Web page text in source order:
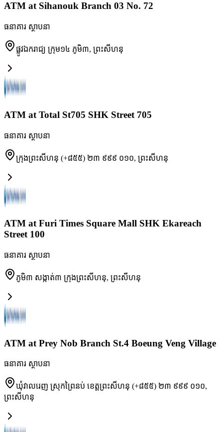
ATM at Sihanouk Branch 03 No. 72
ធនាគារ ស្ថាបនា
ផ្លូវឯករាជ្យ ក្រុម១៤ ភូមិ៣, ព្រះសីហនុ
ATM at Total St705 SHK Street 705
ធនាគារ ស្ថាបនា
ក្រុងព្រះសីហនុ (+៨៥៥) ២៣ ៩៩៩ ០១០, ព្រះសីហនុ
ATM at Furi Times Square Mall SHK Ekareach
Street 100
ធនាគារ ស្ថាបនា
ភូមិ៣ សង្កាត់៣ ក្រុងព្រះសីហនុ, ព្រះសីហនុ
ATM at Prey Nob Branch St.4 Boeung Veng Village
ធនាគារ ស្ថាបនា
ឃុំវាលរេញ ស្រុកព្រៃនប់ ខេត្តព្រះសីហនុ (+៨៥៥) ២៣ ៩៩៩ ០១០,
ព្រះសីហនុ